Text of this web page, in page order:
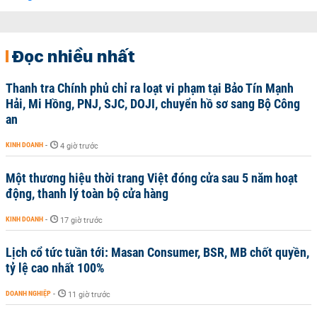
Đọc nhiều nhất
Thanh tra Chính phủ chỉ ra loạt vi phạm tại Bảo Tín Mạnh
Hải, Mi Hồng, PNJ, SJC, DOJI, chuyển hồ sơ sang Bộ Công
an
KINH DOANH - 4 giờ trước
Một thương hiệu thời trang Việt đóng cửa sau 5 năm hoạt
động, thanh lý toàn bộ cửa hàng
KINH DOANH - 17 giờ trước
Lịch cổ tức tuần tới: Masan Consumer, BSR, MB chốt quyền,
tỷ lệ cao nhất 100%
DOANH NGHIỆP - 11 giờ trước